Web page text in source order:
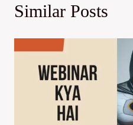
Similar Posts